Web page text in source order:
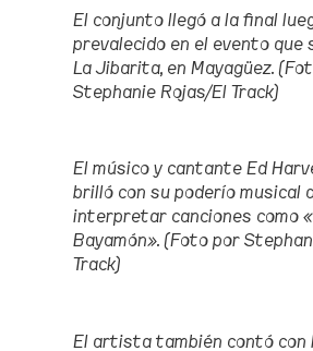
El conjunto llegó a la final
prevalecido en el evento que
La Jibarita, en Mayagüez.
Stephanie Rojas/El Track)
El músico y cantante Ed
brilló con su poderío musical
interpretar canciones como
Bayamón». (Foto por
Track)
El artista también contó con